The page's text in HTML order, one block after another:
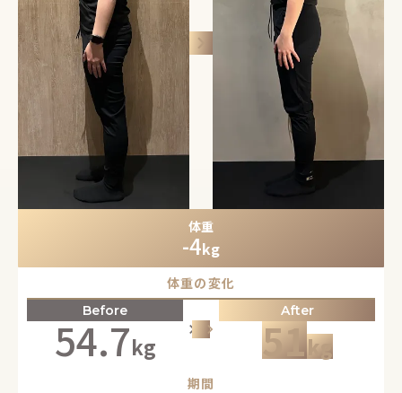
keyboard_arrow_right
体重
-4kg
体重の変化
Before
54.7kg
keyboard_arrow_right keyboard_arrow_rightkeyboard_arrow_right
After
51kg
期間